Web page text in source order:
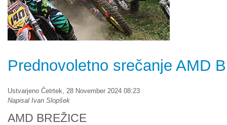
Prednovoletno srečanje AMD
Ustvarjeno Četrtek, 28 November 2024 08:23
Napisal Ivan Slopšek
AMD BREŽICE